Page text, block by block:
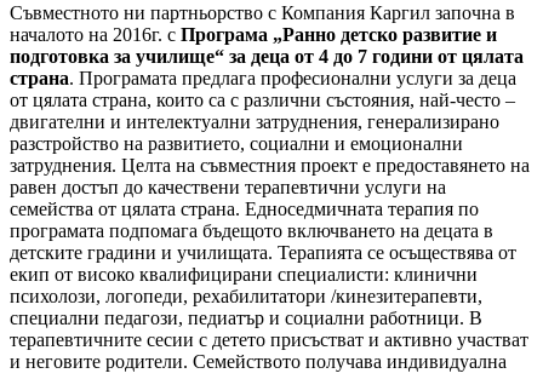
Съвместното ни партньорство с Компания Каргил започна в
началото на 2016г. с Програма „Ранно детско развитие и
подготовка за училище“ за деца от 4 до 7 години от цялата
страна. Програмата предлага професионални услуги за деца
от цялата страна, които са с различни състояния, най-често –
двигателни и интелектуални затруднения, генерализирано
разстройство на развитието, социални и емоционални
затруднения. Целта на съвместния проект е предоставянето на
равен достъп до качествени терапевтични услуги на
семейства от цялата страна. Едноседмичната терапия по
програмата подпомага бъдещото включването на децата в
детските градини и училищата. Терапията се осъществява от
екип от високо квалифицирани специалисти: клинични
психолози, логопеди, рехабилитатори /кинезитерапевти,
специални педагози, педиатър и социални работници. В
терапевтичните сесии с детето присъстват и активно участват
и неговите родители. Семейството получава индивидуална